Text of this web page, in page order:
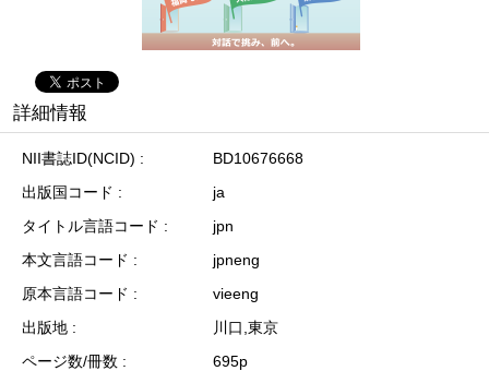
詳細情報
NII書誌ID(NCID)
BD10676668
出版国コード
ja
タイトル言語コード
jpn
本文言語コード
jpneng
原本言語コード
vieeng
出版地
川口,東京
ページ数/冊数
695p